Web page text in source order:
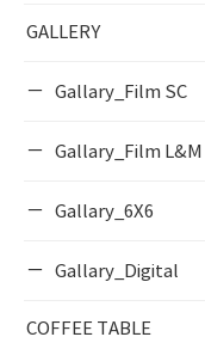
GALLERY
Gallary_Film SC
Gallary_Film L&M
Gallary_6X6
Gallary_Digital
COFFEE TABLE